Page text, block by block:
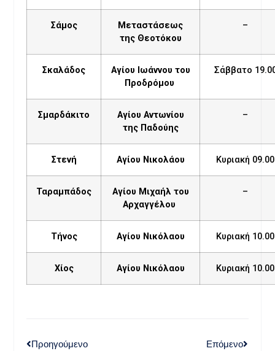
Σάμος
Μεταστάσεως
της Θεοτόκου
–
Σκαλάδος
Αγίου Ιωάννου του
Προδρόμου
Σάββατο
Σμαρδάκιτο
Αγίου Αντωνίου
της Παδούης
–
Στενή Αγίου Νικολάου Κυριακή 09.00
Ταραμπάδος
Αγίου Μιχαήλ του
Αρχαγγέλου
–
Τήνος Αγίου Νικόλαου Κυριακή 10.00
Χίος Αγίου Νικόλαου Κυριακή 10.00
Προηγούμενο Επόμενο